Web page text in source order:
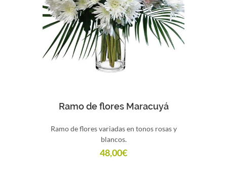
Comprar
Ramo de flores Maracuyá
Ramo de flores variadas en tonos rosas y
blancos.
48,00€